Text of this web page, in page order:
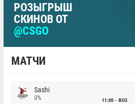
РОЗЫГРЫШ
СКИНОВ ОТ
@CSGO
МАТЧИ
Sashi
0% 11:00 BO3